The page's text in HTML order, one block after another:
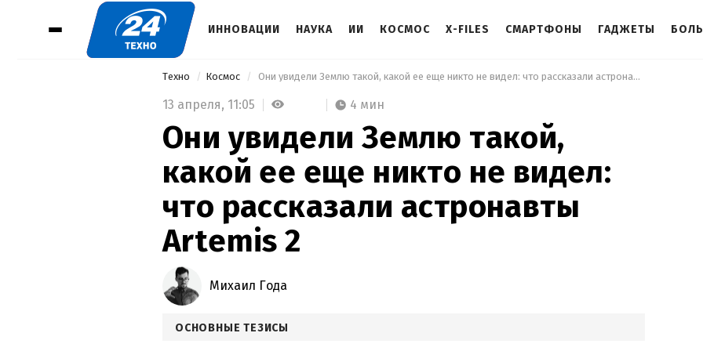
ИННОВАЦИИ НАУКА ИИ КОСМОС X-FILES СМАРТФОНЫ ГАДЖЕТЫ
Техно Космос Они увидели Землю такой, какой ее еще никто не видел: что рассказали астронавты Artemis 2
13 апреля, 11:05 4 мин
Они увидели Землю такой,
какой ее еще никто не видел:
что рассказали астронавты
Artemis 2
Михаил Года
ОСНОВНЫЕ ТЕЗИСЫ